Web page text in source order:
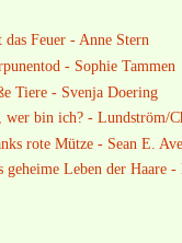
das Feuer - Anne Stern
- Sophie Tammen
Tiere - Svenja Doering
wer bin ich? - Lundström/
rote Mütze - Sean E.
geheime Leben der Haare